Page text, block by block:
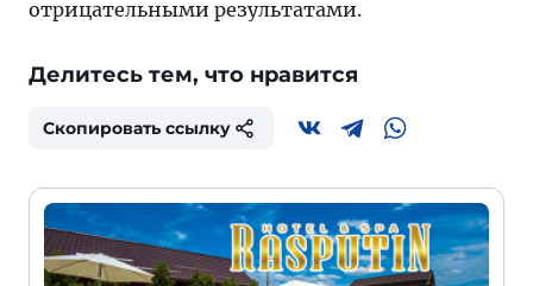
отрицательными результатами.
Делитесь тем, что нравится
Скопировать ссылку